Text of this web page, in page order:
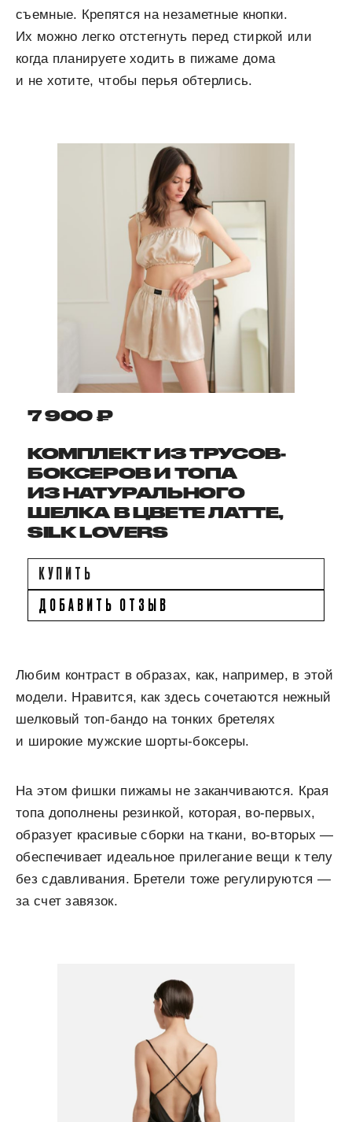
съемные. Крепятся на незаметные кнопки.
Их можно легко отстегнуть перед стиркой или
когда планируете ходить в пижаме дома
и не хотите, чтобы перья обтерлись.
7 900 ₽
КОМПЛЕКТ ИЗ ТРУСОВ-
БОКСЕРОВ И ТОПА
ИЗ НАТУРАЛЬНОГО
ШЕЛКА В ЦВЕТЕ ЛАТТЕ,
SILK LOVERS
КУПИТЬ
ДОБАВИТЬ ОТЗЫВ
Любим контраст в образах, как, например, в этой
модели. Нравится, как здесь сочетаются нежный
шелковый топ-бандо на тонких бретелях
и широкие мужские шорты-боксеры.
На этом фишки пижамы не заканчиваются. Края
топа дополнены резинкой, которая, во-первых,
образует красивые сборки на ткани, во-вторых —
обеспечивает идеальное прилегание вещи к телу
без сдавливания. Бретели тоже регулируются —
за счет завязок.